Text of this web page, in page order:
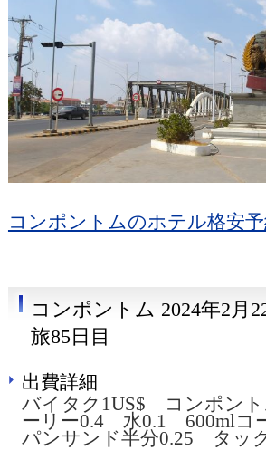
コンポントムのホテル格安
コンポントム 2024年2月
旅85日目
出費詳細
バイタク1US$ コンポン
ーリー0.4 水0.1 600mlコ
パンサンド半分0.25 タッ